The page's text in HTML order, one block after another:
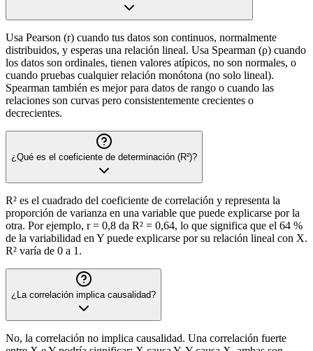
Usa Pearson (r) cuando tus datos son continuos, normalmente
distribuidos, y esperas una relación lineal. Usa Spearman (ρ) cuando
los datos son ordinales, tienen valores atípicos, no son normales, o
cuando pruebas cualquier relación monótona (no solo lineal).
Spearman también es mejor para datos de rango o cuando las
relaciones son curvas pero consistentemente crecientes o
decrecientes.
¿Qué es el coeficiente de determinación (R²)?
R² es el cuadrado del coeficiente de correlación y representa la
proporción de varianza en una variable que puede explicarse por la
otra. Por ejemplo, r = 0,8 da R² = 0,64, lo que significa que el 64 %
de la variabilidad en Y puede explicarse por su relación lineal con X.
R² varía de 0 a 1.
¿La correlación implica causalidad?
No, la correlación no implica causalidad. Una correlación fuerte